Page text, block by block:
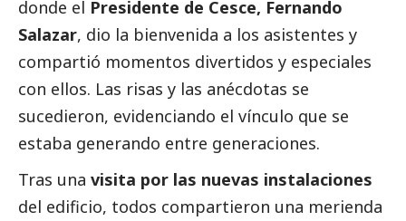
donde el Presidente de Cesce, Fernando
Salazar, dio la bienvenida a los asistentes y
compartió momentos divertidos y especiales
con ellos. Las risas y las anécdotas se
sucedieron, evidenciando el vínculo que se
estaba generando entre generaciones.
Tras una visita por las nuevas instalaciones
del edificio, todos compartieron una merienda